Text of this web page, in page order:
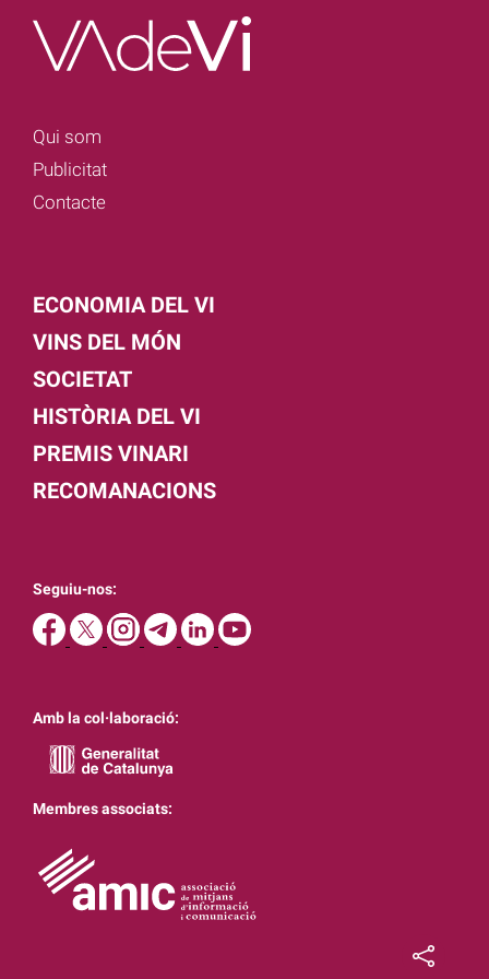
Qui som
Publicitat
Contacte
ECONOMIA DEL VI
VINS DEL MÓN
SOCIETAT
HISTÒRIA DEL VI
PREMIS VINARI
RECOMANACIONS
Seguiu-nos:
Amb la col·laboració:
Membres associats: